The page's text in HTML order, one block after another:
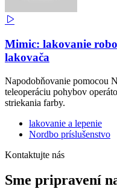
Mimic: lakovanie
lakovača
Napodobňovanie pomocou
teleoperáciu pohybov
striekania farby.
lakovanie a lepenie
Nordbo príslušenstvo
Kontaktujte nás
Sme pripravení